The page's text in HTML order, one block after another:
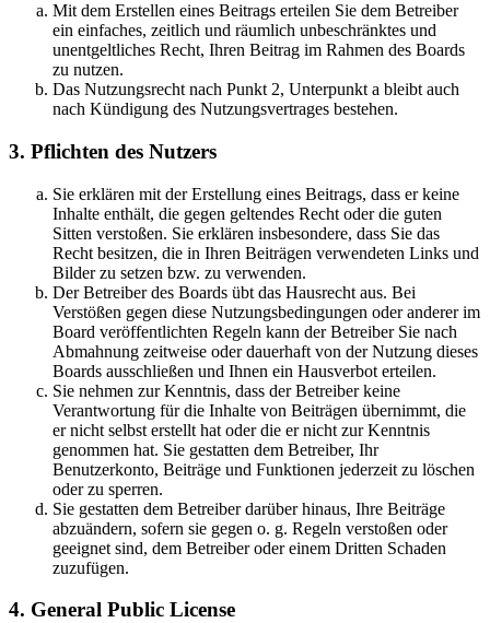
Mit dem Erstellen eines Beitrags erteilen Sie dem Betreiber
ein einfaches, zeitlich und räumlich unbeschränktes und
unentgeltliches Recht, Ihren Beitrag im Rahmen des Boards
zu nutzen.
Das Nutzungsrecht nach Punkt 2, Unterpunkt a bleibt auch
nach Kündigung des Nutzungsvertrages bestehen.
3. Pflichten des Nutzers
Sie erklären mit der Erstellung eines Beitrags, dass er keine
Inhalte enthält, die gegen geltendes Recht oder die guten
Sitten verstoßen. Sie erklären insbesondere, dass Sie das
Recht besitzen, die in Ihren Beiträgen verwendeten Links und
Bilder zu setzen bzw. zu verwenden.
Der Betreiber des Boards übt das Hausrecht aus. Bei
Verstößen gegen diese Nutzungsbedingungen oder anderer im
Board veröffentlichten Regeln kann der Betreiber Sie nach
Abmahnung zeitweise oder dauerhaft von der Nutzung dieses
Boards ausschließen und Ihnen ein Hausverbot erteilen.
Sie nehmen zur Kenntnis, dass der Betreiber keine
Verantwortung für die Inhalte von Beiträgen übernimmt, die
er nicht selbst erstellt hat oder die er nicht zur Kenntnis
genommen hat. Sie gestatten dem Betreiber, Ihr
Benutzerkonto, Beiträge und Funktionen jederzeit zu löschen
oder zu sperren.
Sie gestatten dem Betreiber darüber hinaus, Ihre Beiträge
abzuändern, sofern sie gegen o. g. Regeln verstoßen oder
geeignet sind, dem Betreiber oder einem Dritten Schaden
zuzufügen.
4. General Public License